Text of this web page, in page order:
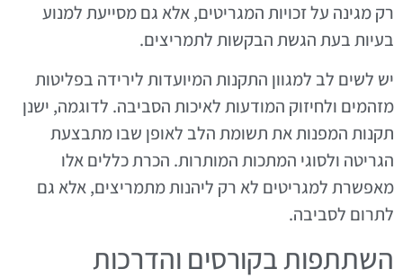
רק מגינה על זכויות המגריטים, אלא גם מסייעת למנוע
בעיות בעת הגשת הבקשות לתמריצים.
יש לשים לב למגוון התקנות המיועדות לירידה בפליטות
מזהמים ולחיזוק המודעות לאיכות הסביבה. לדוגמה, ישנן
תקנות המפנות את תשומת הלב לאופן שבו מתבצעת
הגריטה ולסוגי המתכות המותרות. הכרת כללים אלו
מאפשרת למגריטים לא רק ליהנות מתמריצים, אלא גם
לתרום לסביבה.
השתתפות בקורסים והדרכות